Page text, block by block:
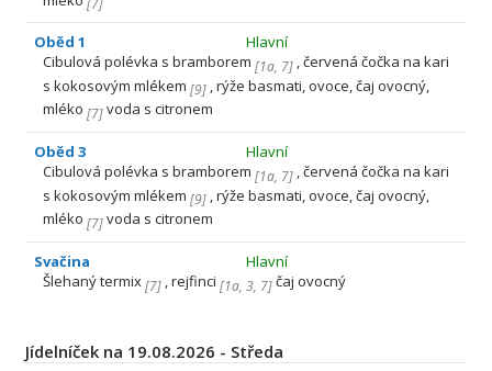
[7]
Oběd 1
Hlavní
Cibulová polévka s bramborem [1a, 7] , červená čočka na kari
s kokosovým mlékem [9] , rýže basmati, ovoce, čaj ovocný,
mléko [7]voda s citronem
Oběd 3
Hlavní
Cibulová polévka s bramborem [1a, 7] , červená čočka na kari
s kokosovým mlékem [9] , rýže basmati, ovoce, čaj ovocný,
mléko [7]voda s citronem
Svačina
Hlavní
Šlehaný termix[7] , rejfinci [1a, 3, 7]čaj ovocný
Jídelníček na 19.08.2026 - Středa